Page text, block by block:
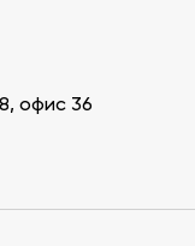
офис 36